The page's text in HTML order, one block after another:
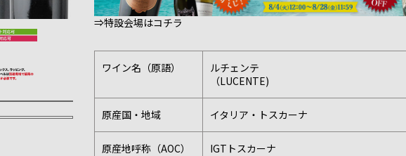
⇒特設会場はコチラ
ワイン名（原語）
ルチェンテ
（LUCENTE)
原産国・地域 イタリア・トスカーナ
原産地呼称（AOC） IGTトスカーナ